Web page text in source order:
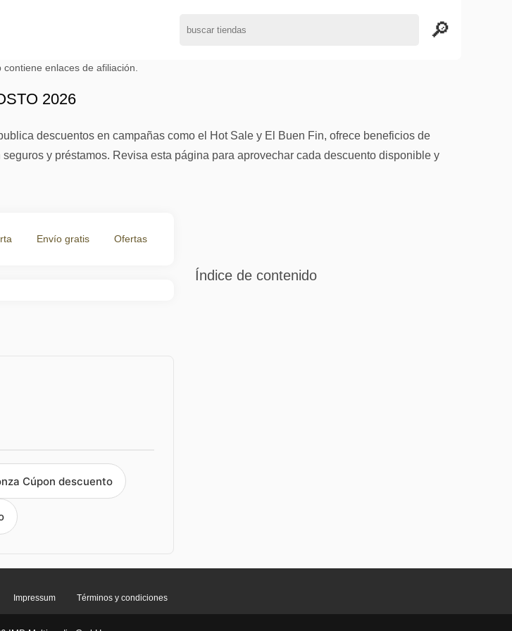
contiene enlaces de afiliación.
2026
descuentos en campañas como el Hot Sale y El Buen Fin, ofrece beneficios de
y préstamos. Revisa esta página para aprovechar cada descuento disponible y
Envío gratis Ofertas
Cúpon descuento
Índice de contenido
Impressum Términos y condiciones